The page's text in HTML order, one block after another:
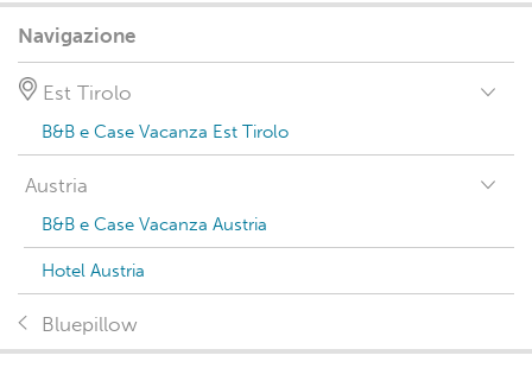
Navigazione
Est Tirolo
B&B e Case Vacanza Est Tirolo
Austria
B&B e Case Vacanza Austria
Hotel Austria
Bluepillow